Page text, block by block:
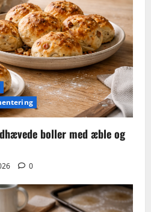
boller med æble og
0